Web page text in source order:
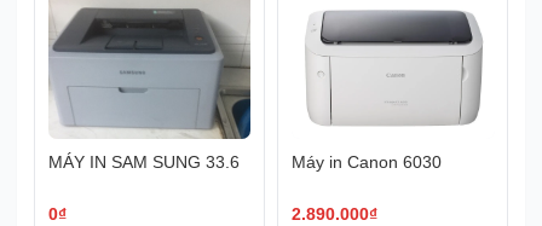
MÁY IN SAM SUNG 33.6
0₫
Máy in Canon 6030
2.890.000₫